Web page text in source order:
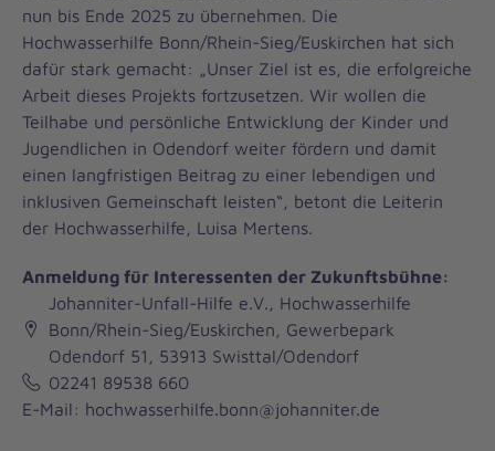
nun bis Ende 2025 zu übernehmen. Die
Hochwasserhilfe Bonn/Rhein-Sieg/Euskirchen hat sich
dafür stark gemacht: „Unser Ziel ist es, die erfolgreiche
Arbeit dieses Projekts fortzusetzen. Wir wollen die
Teilhabe und persönliche Entwicklung der Kinder und
Jugendlichen in Odendorf weiter fördern und damit
einen langfristigen Beitrag zu einer lebendigen und
inklusiven Gemeinschaft leisten“, betont die Leiterin
der Hochwasserhilfe, Luisa Mertens.
Anmeldung für Interessenten der Zukunftsbühne:
Johanniter-Unfall-Hilfe e.V., Hochwasserhilfe
Bonn/Rhein-Sieg/Euskirchen, Gewerbepark
Odendorf 51, 53913 Swisttal/Odendorf
02241 89538 660
E-Mail: hochwasserhilfe.bonn@johanniter.de